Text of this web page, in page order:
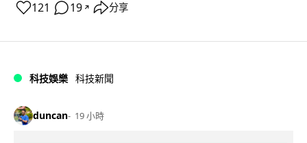
121 19 ↗ 分享
科技娛樂 科技新聞
duncan 19 小時